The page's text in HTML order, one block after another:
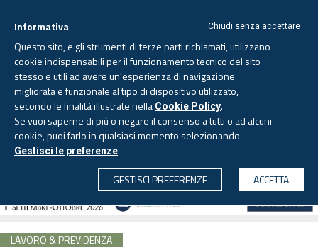
CERCA
Domenica, 9 agosto 2026
LAVORO & PREVIDENZA
Chiudi senza accettare
Informativa
Questo sito, e gli strumenti di terze parti richiamati, utilizzano
cookie indispensabili per il funzionamento tecnico del sito
stesso e utili ad avere un'esperienza di navigazione
migliorata e funzionale al tipo di dispositivo utilizzato,
secondo le finalità illustrate nella Cookie Policy.
Se vuoi saperne di più o negare il consenso a tutti o ad alcuni
cookie, puoi farlo in qualsiasi momento selezionando
Gestisci le preferenze.
GESTISCI PREFERENZE
ACCETTA